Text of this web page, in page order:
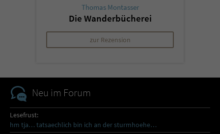
Thomas Montasser
Die Wanderbücherei
zur Rezension
Neu im Forum
Lesefrust:
hm tja… tatsaechlich bin ich an der sturmhoehe…